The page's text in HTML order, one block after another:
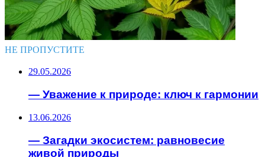
НЕ ПРОПУСТИТЕ
29.05.2026
— Уважение к природе: ключ к гармонии
13.06.2026
— Загадки экосистем: равновесие
живой природы